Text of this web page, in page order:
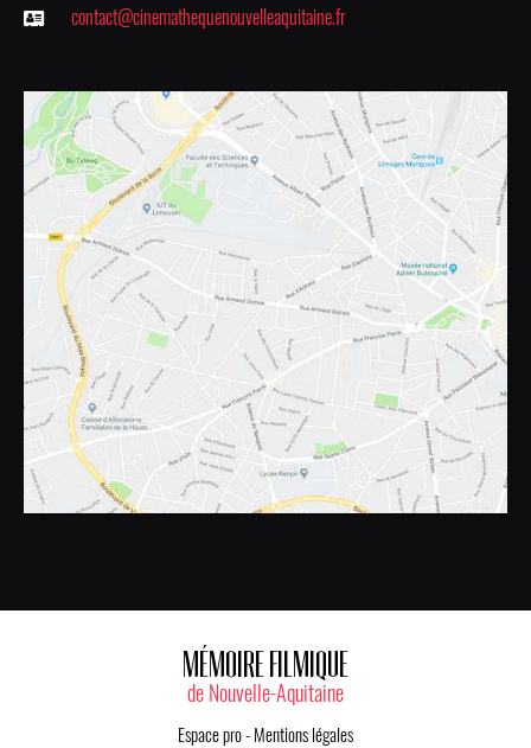
contact@cinemathequenouvelleaquitaine.fr
MÉMOIRE FILMIQUE
de Nouvelle-Aquitaine
Espace pro- Mentions légales